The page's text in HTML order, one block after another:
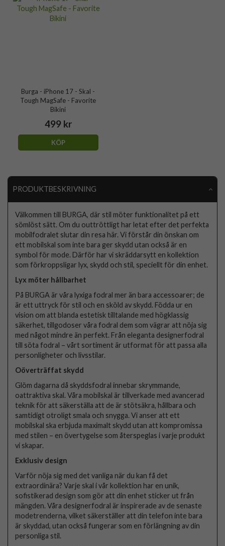
Burga - iPhone 17 - Skal -
Tough MagSafe - Favorite
Bikini
499 kr
KÖP
PRODUKTBESKRIVNING
Välkommen till BURGA, där stil möter funktionalitet på ett
sömlöst sätt. Om du outtröttligt har letat efter det perfekta
mobilfodralet slutar din resa här. Vi förstår din önskan om
ett mobilskal som inte bara ger skydd utan också är en
symbol för mode. Därför har vi skräddarsytt en kollektion
som förkroppsligar lyx, skydd och stil, speciellt för din enhet.
Lyx möter hållbarhet
På BURGA är våra lyxiga fodral mer än bara accessoarer; de
är ett uttryck för stil och en sköld av skydd. Födda ur en
vision om att blanda estetisk tilltalande med högklassig
säkerhet, tillgodoser våra fodral dem som vägrar att nöja sig
med något mindre än perfekt. Från eleganta designerfodral
till söta fodral – vårt sortiment är utformat för att passa alla
personligheter och livsstilar.
Oöverträffat skydd
Glöm dagarna då skyddsfodral innebar skrymmande,
oattraktiva skal. Våra mobilskal är tillverkade med avancerad
teknik för att säkerställa att de är stötsäkra, hållbara och
samtidigt otroligt smala och snygga. Vi anser att ett
mobilskal ska erbjuda maximalt skydd utan att kompromissa
med stilen – en övertygelse som återspeglas i varje produkt
vi skapar.
Exklusiv design
Varför nöja sig med det vanliga när du kan få det
extraordinära? Varje skal i vår kollektion har en unik,
sofistikerad design som gör att din enhet sticker ut från
mängden. Våra designerfodral är inspirerade av de senaste
modetrenderna, vilket säkerställer att din telefon inte bara
är skyddad, utan också fungerar som en förlängning av din
personliga stil.